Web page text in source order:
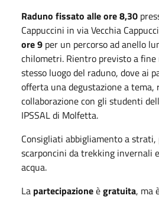
Raduno fissato alle ore 8,30
Cappuccini in via Vecchia
ore 9 per un percorso ad anello
chilometri. Rientro previsto a
stesso luogo del raduno, dove ai
offerta una degustazione a tema,
collaborazione con gli studenti
IPSSAL di Molfetta.
Consigliati abbigliamento a
scarponcini da trekking invernali
acqua.
La partecipazioneègratuita, ma